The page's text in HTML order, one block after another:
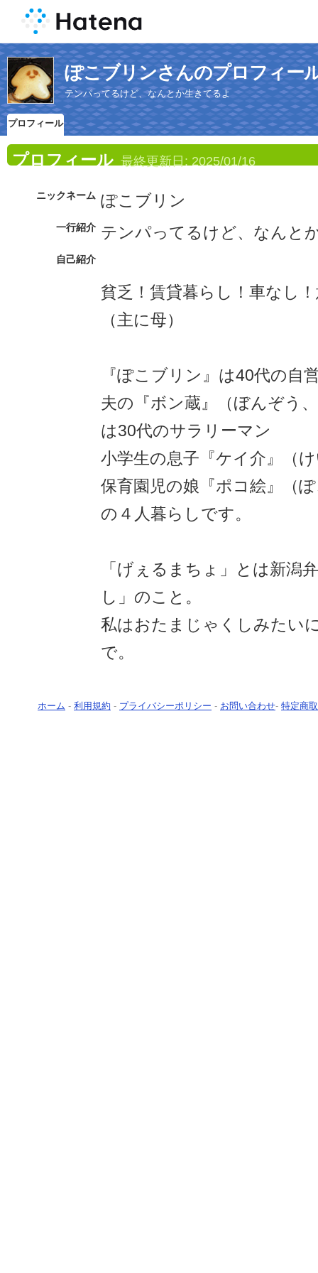
ぽこブリンさんのプロフィー
テンパってるけど、なんとか生きてるよ
プロフィール
プロフィール 最終更新日: 2025/01/16
ニックネーム ぽこブリン
一行紹介 テンパってるけど、なんと
自己紹介
貧乏！賃貸暮らし！車なし
（主に母）
『ぽこブリン』は40代の自
夫の『ボン蔵』（ぼんぞう
は30代のサラリーマン
小学生の息子『ケイ介』（
保育園児の娘『ポコ絵』（
の４人暮らしです。
「げぇるまちょ」とは新潟
し」のこと。
私はおたまじゃくしみたい
で。
ホーム - 利用規約 - プライバシーポリシー - お問い合わせ- 特定商